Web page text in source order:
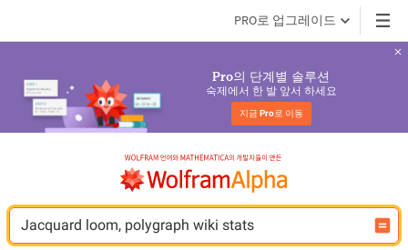
PRO로 업그레이드
Pro의 단계별 솔루션
숙제에서 한 발 앞서 하세요
지금 Pro로 이동
Jacquard loom, polygraph wiki stats